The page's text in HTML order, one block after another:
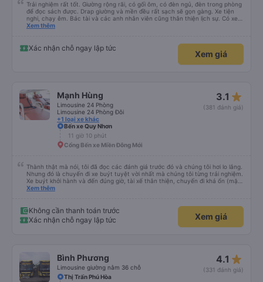
Trải nghiệm rất tốt. Giường rộng rãi, có gối ôm, có đèn ngủ, đèn trong phòng
để đọc sách được. Drap giường và mền đều rất sạch sẽ gọn gàng. Xe tiện
nghi, chạy êm. Bác tài và các anh nhân viên cũng thân thiện lịch sự. Có xe
trung chuyển về nội thành thành phố tuy hoà rất tiện. Giá vé hợp lý. Nói
Xem thêm
Xác nhận chỗ ngay lập tức
Xem giá
Mạnh Hùng
Limousine 24 Phòng
Limousine 24 Phòng Đôi
+1 loại xe khác
3.1 star_rate
(381 đánh giá)
Bến xe Quy Nhơn
11 giờ 10 phút
Cổng Bến xe Miền Đông Mới
Thành thật mà nói, tôi đã đọc các đánh giá trước đó và chúng tôi hơi lo lắng.
Nhưng đó là chuyến đi xe buýt tuyệt vời nhất mà chúng tôi từng trải nghiệm.
Xe buýt khởi hành và đến đúng giờ, tài xế thân thiện, chuyến đi khá ổn (mặc
dù vẫn hơi xóc, nhưng đó là đặc trưng của Việt Nam ^^), và chỗ ngồi thoải
Xem thêm
Không cần thanh toán trước
Xác nhận chỗ ngay lập tức
Xem giá
Bình Phương
Limousine giường nằm 36 chỗ
4.1 star_rate
(331 đánh giá)
Thị Trấn Phú Hòa